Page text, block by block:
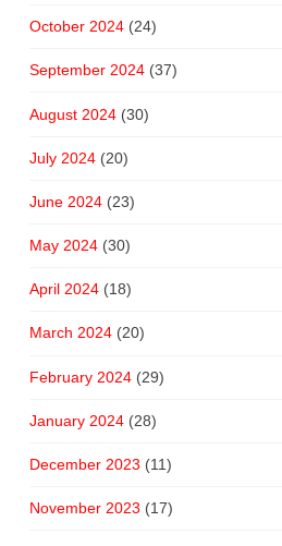
October 2024(24)
September 2024(37)
August 2024(30)
July 2024(20)
June 2024(23)
May 2024(30)
April 2024(18)
March 2024(20)
February 2024(29)
January 2024(28)
December 2023 (11)
November 2023 (17)